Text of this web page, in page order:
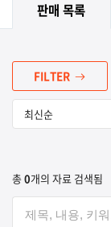
판매 목록
FILTER
총0개의 자료 검색됨